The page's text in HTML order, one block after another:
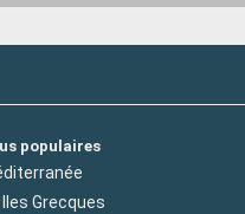
populaires
Grecques